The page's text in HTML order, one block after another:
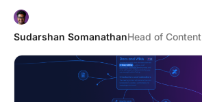
Sudarshan SomanathanHead of Content